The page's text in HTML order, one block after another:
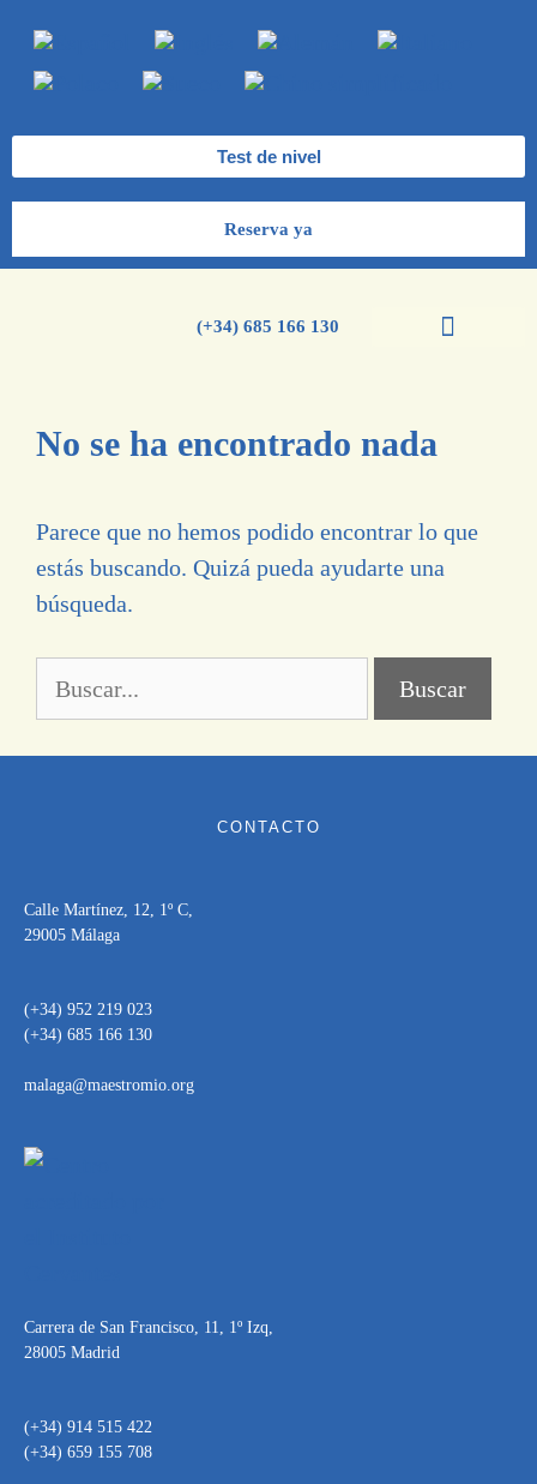
Test de nivel
Reserva ya
(+34) 685 166 130
No se ha encontrado nada
Parece que no hemos podido encontrar lo que
estás buscando. Quizá pueda ayudarte una
búsqueda.
CONTACTO
Calle Martínez, 12, 1º C,
29005 Málaga
(+34) 952 219 023
(+34) 685 166 130
malaga@maestromio.org
Carrera de San Francisco, 11, 1º Izq,
28005 Madrid
(+34) 914 515 422
(+34) 659 155 708